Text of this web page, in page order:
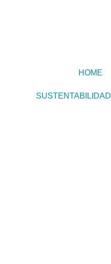
HOME
SUSTENTABILIDAD